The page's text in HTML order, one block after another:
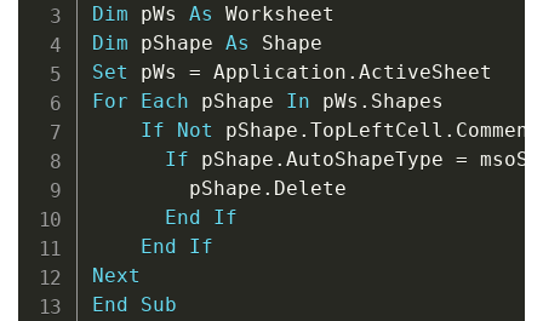
Dim pWs As
Dim pShape As
Set pWs = Application .
For
Each pShape In pWs . Shapes
If
Not pShape . TopLeftCell .
If pShape . AutoShapeType =
        pShape
. Delete
End
If
End
If
Next
End
Sub